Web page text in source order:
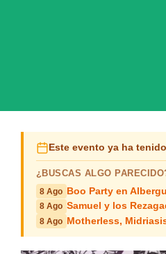
Este evento ya ha
¿BUSCAS ALGO
8 Ago Boo Party en
8 Ago Samuel y los
8 Ago Motherless,